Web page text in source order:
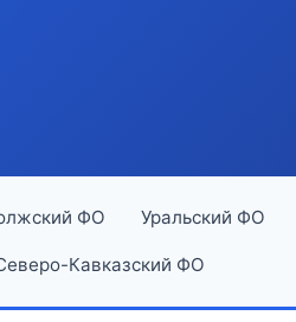
ФО Уральский ФО
Кавказский ФО